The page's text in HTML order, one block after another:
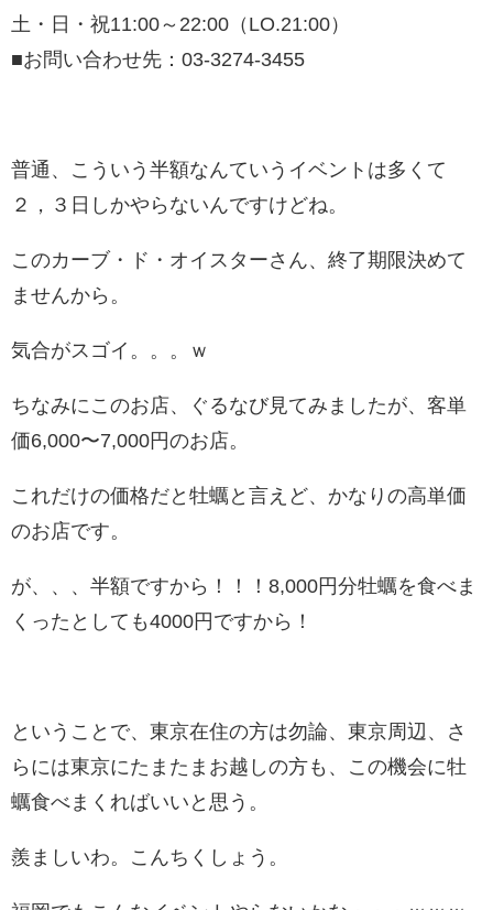
土・日・祝11:00～22:00（LO.21:00）
■お問い合わせ先：03-3274-3455
普通、こういう半額なんていうイベントは多くて
２，３日しかやらないんですけどね。
このカーブ・ド・オイスターさん、終了期限決めて
ませんから。
気合がスゴイ。。。ｗ
ちなみにこのお店、ぐるなび見てみましたが、客単
価6,000〜7,000円のお店。
これだけの価格だと牡蠣と言えど、かなりの高単価
のお店です。
が、、、半額ですから！！！8,000円分牡蠣を食べま
くったとしても4000円ですから！
ということで、東京在住の方は勿論、東京周辺、さ
らには東京にたまたまお越しの方も、この機会に牡
蠣食べまくればいいと思う。
羨ましいわ。こんちくしょう。